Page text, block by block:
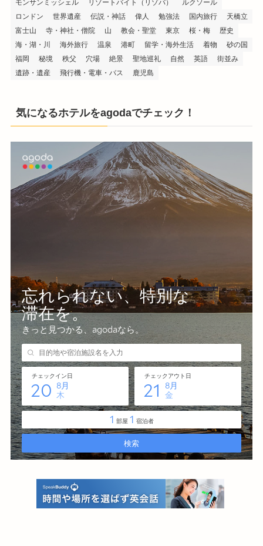
モンサンミッシェル
リゾートバイト（リゾバ）
ルクソール
ロンドン
世界遺産 伝説・神話 偉人 勉強法 国内旅行
天橋立
富士山
寺・神社・僧院 山 教会・聖堂 東京 桜・梅
歴史
海・湖・川
海外旅行 温泉 港町 留学・海外生活 着物
砂の国
福岡
秘境 秩父 穴場 絶景 聖地巡礼 自然 英語
街並み
遺跡・遺産
飛行機・電車・バス 鹿児島
気になるホテルをagodaでチェック！